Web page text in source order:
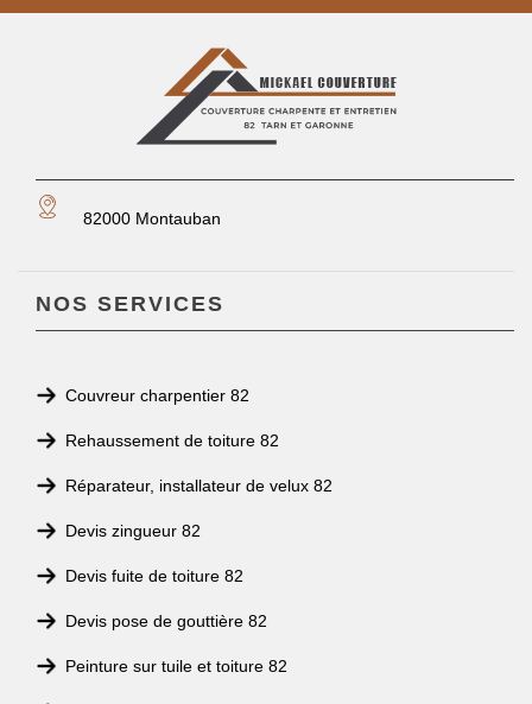
82000 Montauban
NOS SERVICES
Couvreur charpentier 82
Rehaussement de toiture 82
Réparateur, installateur de velux 82
Devis zingueur 82
Devis fuite de toiture 82
Devis pose de gouttière 82
Peinture sur tuile et toiture 82